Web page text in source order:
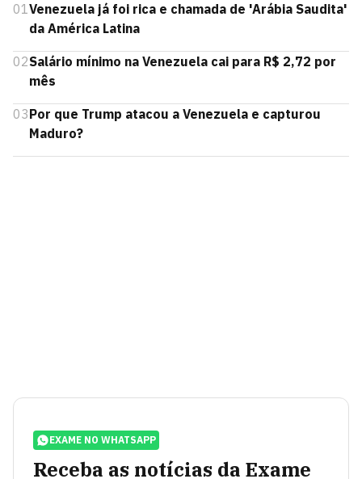
01Venezuela já foi rica e chamada de 'Arábia Saudita'
da América Latina
02Salário mínimo na Venezuela cai para R$ 2,72 por
mês
03Por que Trump atacou a Venezuela e capturou
Maduro?
EXAME NO WHATSAPP
Receba as notícias da Exame